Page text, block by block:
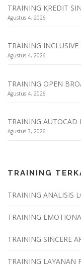
TRAINING KREDIT
Agustus 4, 2026
TRAINING INCLUSIVE
Agustus 4, 2026
TRAINING OPEN
Agustus 4, 2026
TRAINING AUTOCAD
Agustus 3, 2026
TRAINING
TRAINING ANALISIS
TRAINING
TRAINING SINCERE
TRAINING LAYANAN